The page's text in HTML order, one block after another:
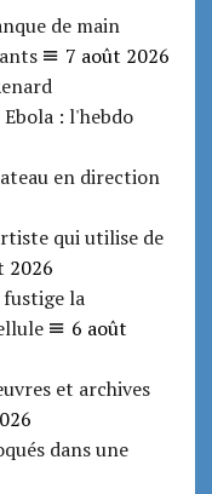
de main
7 août 2026
: l'hebdo
en direction
qui utilise de
2026
la
6 août
et archives
dans une